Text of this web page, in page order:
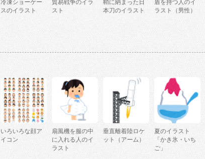
冷凍ショーケー
スのイラスト
貿易戦争のイラ
スト
鞘に納まった日
本刀のイラスト
盾を持つ人のイ
ラスト（男性）
いろいろな顔ア
イコン
扇風機を服の中
に入れる人のイ
ラスト
垂直離着陸ロケ
ット（アーム）
夏のイラスト
「かき氷・いち
ご」